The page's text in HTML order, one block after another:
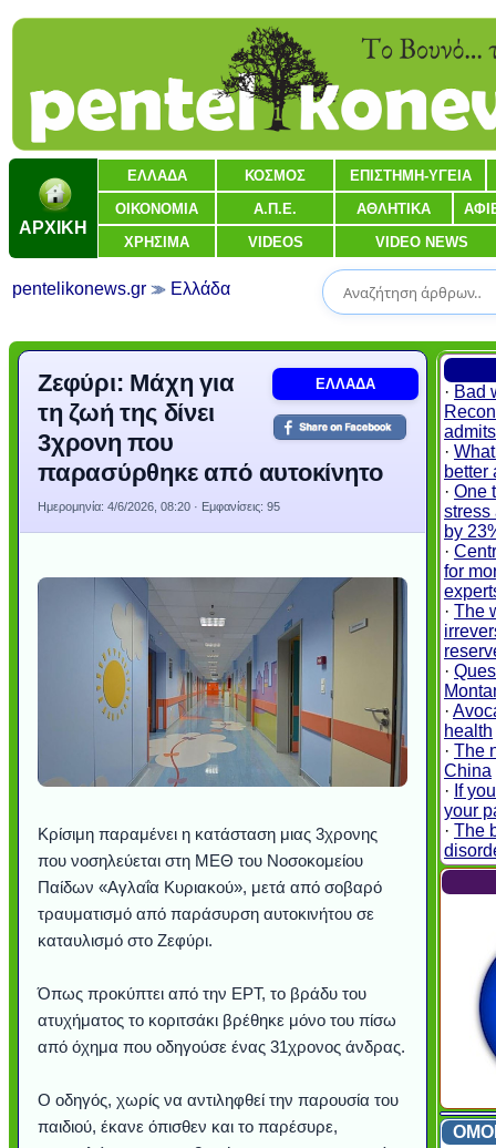
ΑΡΧΙΚΗ
ΕΛΛΑΔΑ ΚΟΣΜΟΣ ΕΠΙΣΤΗΜΗ-ΥΓΕΙΑ
ΟΙΚΟΝΟΜΙΑ Α.Π.Ε. ΑΘΛΗΤΙΚΑ
ΧΡΗΣΙΜΑ VIDEOS VIDEO NEWS
pentelikonews.gr Ελλάδα
ΕΛΛΑΔΑ
Ζεφύρι: Μάχη για
τη ζωή της δίνει
3χρονη που
παρασύρθηκε από αυτοκίνητο
Ημερομηνία: 4/6/2026, 08:20 · Εμφανίσεις: 95
Kρίσιμη παραμένει η κατάσταση μιας 3χρονης
που νοσηλεύεται στη ΜΕΘ του Νοσοκομείου
Παίδων «Αγλαΐα Κυριακού», μετά από σοβαρό
τραυματισμό από παράσυρση αυτοκινήτου σε
καταυλισμό στο Ζεφύρι.
Όπως προκύπτει από την ΕΡΤ, το βράδυ του
ατυχήματος το κοριτσάκι βρέθηκε μόνο του πίσω
από όχημα που οδηγούσε ένας 31χρονος άνδρας.
Ο οδηγός, χωρίς να αντιληφθεί την παρουσία του
παιδιού, έκανε όπισθεν και το παρέσυρε,
· Bad
·
better
· One
stress
by
·
for
· The
·
·
health
· The
China
· If
your
· The